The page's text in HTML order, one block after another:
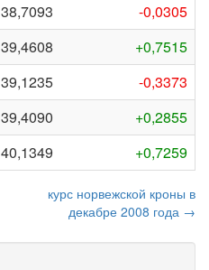
38,7093
-0,0305
39,4608
+0,7515
39,1235
-0,3373
39,4090
+0,2855
40,1349 +0,7259
курс норвежской кроны в
декабре 2008 года →